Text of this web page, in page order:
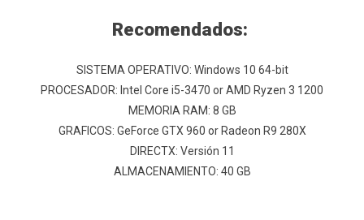
Recomendados:
SISTEMA OPERATIVO: Windows 10 64-bit
PROCESADOR: Intel Core i5-3470 or AMD Ryzen 3 1200
MEMORIA RAM: 8 GB
GRAFICOS: GeForce GTX 960 or Radeon R9 280X
DIRECTX: Versión 11
ALMACENAMIENTO: 40 GB